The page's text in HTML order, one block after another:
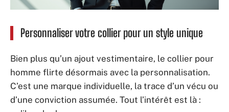
Personnaliser votre collier pour un style unique
Bien plus qu’un ajout vestimentaire, le collier pour
homme flirte désormais avec la personnalisation.
C’est une marque individuelle, la trace d’un vécu ou
d’une conviction assumée. Tout l’intérêt est là :